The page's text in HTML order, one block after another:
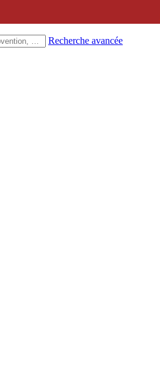
Recherche avancée